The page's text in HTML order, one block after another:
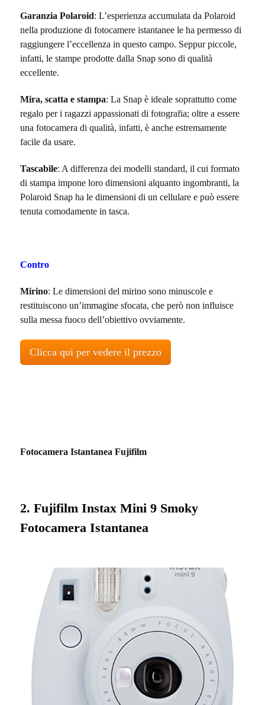
Garanzia Polaroid: L’esperienza accumulata da Polaroid
nella produzione di fotocamere istantanee le ha permesso di
raggiungere l’eccellenza in questo campo. Seppur piccole,
infatti, le stampe prodotte dalla Snap sono di qualità
eccellente.
Mira, scatta e stampa: La Snap è ideale soprattutto come
regalo per i ragazzi appassionati di fotografia; oltre a essere
una fotocamera di qualità, infatti, è anche estremamente
facile da usare.
Tascabile: A differenza dei modelli standard, il cui formato
di stampa impone loro dimensioni alquanto ingombranti, la
Polaroid Snap ha le dimensioni di un cellulare e può essere
tenuta comodamente in tasca.
Contro
Mirino: Le dimensioni del mirino sono minuscole e
restituiscono un’immagine sfocata, che però non influisce
sulla messa fuoco dell’obiettivo ovviamente.
Clicca qui per vedere il prezzo
Fotocamera Istantanea Fujifilm
2. Fujifilm Instax Mini 9 Smoky
Fotocamera Istantanea